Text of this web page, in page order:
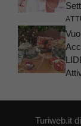
Turiweb.it